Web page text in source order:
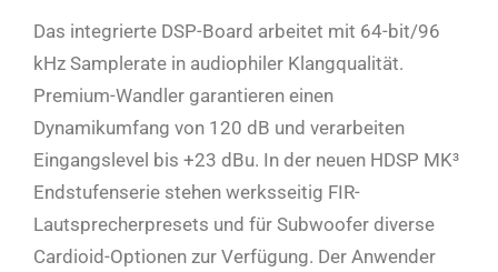
Das integrierte DSP-Board arbeitet mit 64-bit/96
kHz Samplerate in audiophiler Klangqualität.
Premium-Wandler garantieren einen
Dynamikumfang von 120 dB und verarbeiten
Eingangslevel bis +23 dBu. In der neuen HDSP MK³
Endstufenserie stehen werksseitig FIR-
Lautsprecherpresets und für Subwoofer diverse
Cardioid-Optionen zur Verfügung. Der Anwender